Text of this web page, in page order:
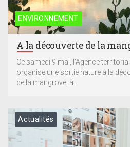
ENVIRONNEMENT
A la découverte de la
Ce samedi 9 mai, l’Agence
organise une sortie nature à la
de la mangrove, à...
Actualités